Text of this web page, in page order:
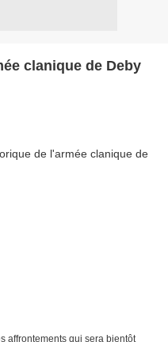
clanique de Deby
affrontements qui sera bientôt